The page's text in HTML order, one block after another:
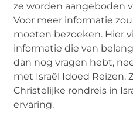
ze worden aangeboden
Voor meer informatie
moeten bezoeken. Hier
informatie die van
dan nog vragen hebt,
met Israël Idoed Reizen.
Christelijke rondreis in
ervaring.